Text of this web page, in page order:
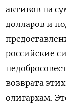
активов на
долларов и
российские
возврата
олигархам.